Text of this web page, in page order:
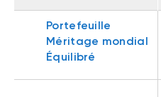
Portefeuilles durables
PLACEMENTS
CONNEXION REQUISE
Portail de formation
Portefeuille
Méritage mondial
Équilibré